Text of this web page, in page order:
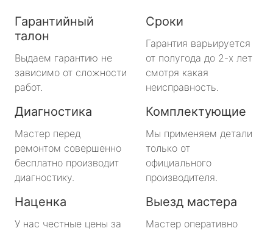
Гарантийный
талон
Выдаем гарантию не
зависимо от сложности
работ.
Сроки
Гарантия варьируется
от полугода до 2-х лет
смотря какая
неисправность.
Диагностика
Мастер перед
ремонтом совершенно
бесплатно производит
диагностику.
Комплектующие
Мы применяем детали
только от
официального
производителя.
Наценка
У нас честные цены за
Выезд мастера
Мастер оперативно